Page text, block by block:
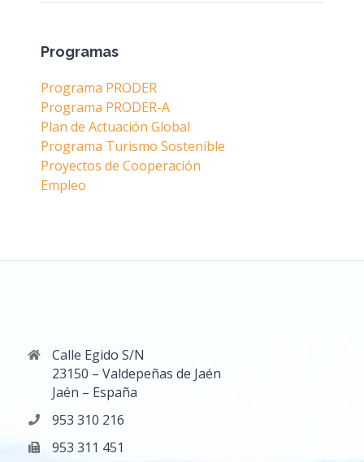
Programas
Programa PRODER
Programa PRODER-A
Plan de Actuación Global
Programa Turismo Sostenible
Proyectos de Cooperación
Empleo
Calle Egido S/N
23150 – Valdepeñas de Jaén
Jaén – España
953 310 216
953 311 451